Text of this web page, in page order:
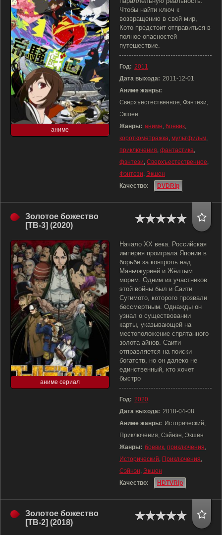
аниме
Чтобы найти ключ к
возвращению в свой мир,
Кото предстоит отправиться в
полное опасностей
путешествие.
Год: 2011
Дата выхода: 2011-12-01
Аниме жанры:
Сверхъестественное, Фэнтези,
Экшен
Жанры: аниме, боевик,
короткометражка, мультфильм,
приключения, фантастика,
фэнтези, Сверхъестественное,
Фэнтези, Экшен
Качество:
DVDRip
Золотое божество
[ТВ-3] (2020)
аниме сериал
Начало XX века. Российская
империя проиграла Японии в
борьбе за контроль над
Маньчжурией и Жёлтым
морем. Одним из участников
этой войны был и Саити
Сугимото, которого прозвали
бессмертным. Однажды он
узнал о существовании
карты, указывающей на
местоположение спрятанного
золота айнов. Саити
отправляется на поиски
богатств, но он далеко не
единственный, кто хочет
быстро
Год: 2020
Дата выхода: 2018-04-08
Аниме жанры: Исторический,
Приключения, Сэйнэн, Экшен
Жанры: боевик, приключения,
Исторический, Приключения,
Сэйнэн, Экшен
Качество:
HDTVRip
Золотое божество
[ТВ-2] (2018)